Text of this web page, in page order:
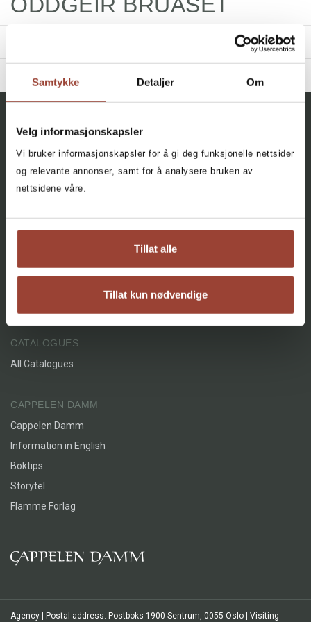
Samtykke Detaljer Om
Velg informasjonskapsler
Vi bruker informasjonskapsler for å gi deg funksjonelle nettsider
og relevante annonser, samt for å analysere bruken av
nettsidene våre.
Tillat alle
Tillat kun nødvendige
All, All, All
CATEGORY +
All
Where Nobody would have
Though that Anybody could Live
BIBLIOGRAPHY
2014 - Der ingen skulle tru at nokon kunne bu IV
FacebookInstagram
AGENCY
CATALOGUES
All Catalogues
CAPPELEN DAMM
Cappelen Damm
Information in English
Boktips
Storytel
Flamme Forlag
Agency | Postal address: Postboks 1900 Sentrum, 0055 Oslo | Visiting